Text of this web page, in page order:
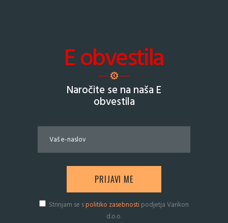
E obvestila
Naročite se na naša E
obvestila
Strinjam se spolitiko zasebnosti podjetja Varikon
d.o.o.